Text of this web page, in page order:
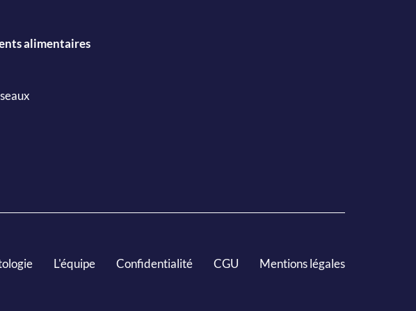
alimentaires
L'équipe Confidentialité CGU Mentions légales